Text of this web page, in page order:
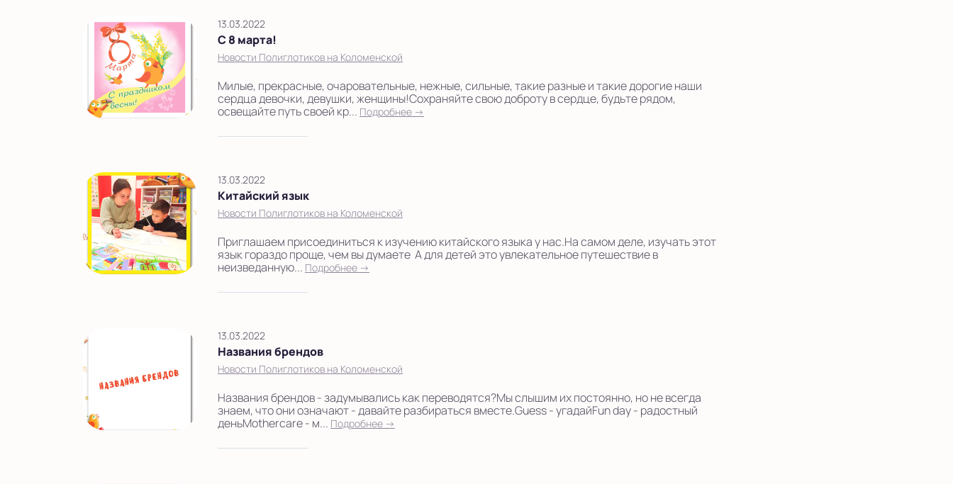
13.03.2022
С 8 марта!
Новости Полиглотиков на Коломенской
Милые, прекрасные, очаровательные, нежные, сильные, такие разные и такие дорогие наши
сердца девочки, девушки, женщины!Сохраняйте свою доброту в сердце, будьте рядом,
освещайте путь своей кр... Подробнее →
13.03.2022
Китайский язык
Новости Полиглотиков на Коломенской
Приглашаем присоединиться к изучению китайского языка у нас.На самом деле, изучать этот
язык гораздо проще, чем вы думаете А для детей это увлекательное путешествие в
неизведанную... Подробнее →
13.03.2022
Названия брендов
Новости Полиглотиков на Коломенской
Названия брендов - задумывались как переводятся?Мы слышим их постоянно, но не всегда
знаем, что они означают - давайте разбираться вместе.Guess - угадайFun day - радостный
деньMothercare - м... Подробнее →